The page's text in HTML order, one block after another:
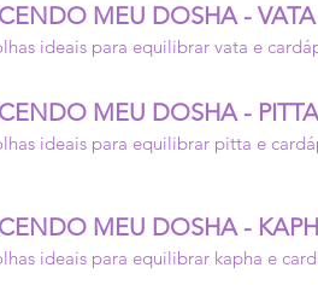
MEU DOSHA - VATA
ideais para equilibrar vata e
MEU DOSHA -
ideais para equilibrar pitta e
MEU DOSHA -
ideais para equilibrar kapha e